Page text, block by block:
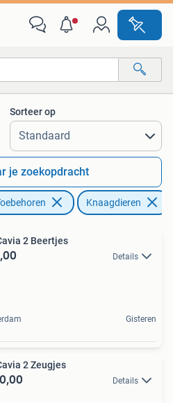
Sorteer op
je zoekopdracht
Knaagdieren
2 Beertjes
Details
Gisteren
2 Zeugjes
Details